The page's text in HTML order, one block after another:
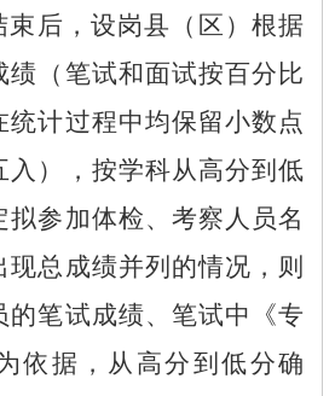
束后，设岗县（区）根据
绩（笔试和面试按百分比
统计过程中均保留小数点
入），按学科从高分到低
拟参加体检、考察人员名
总成绩并列的情况，则
的笔试成绩、笔试中《专
依据，从高分到低分确